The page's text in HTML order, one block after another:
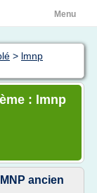
Menu
> lmnp
: lmnp
ancien